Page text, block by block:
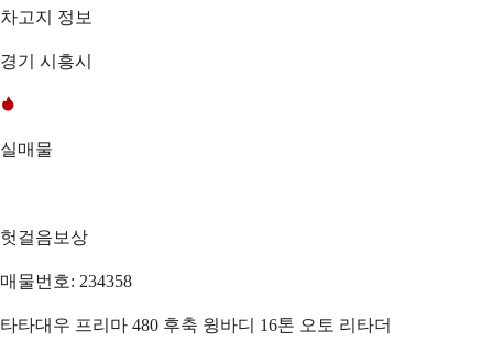
차고지 정보
경기 시흥시
실매물
헛걸음보상
매물번호: 234358
타타대우 프리마 480 후축 윙바디 16톤 오토 리타더